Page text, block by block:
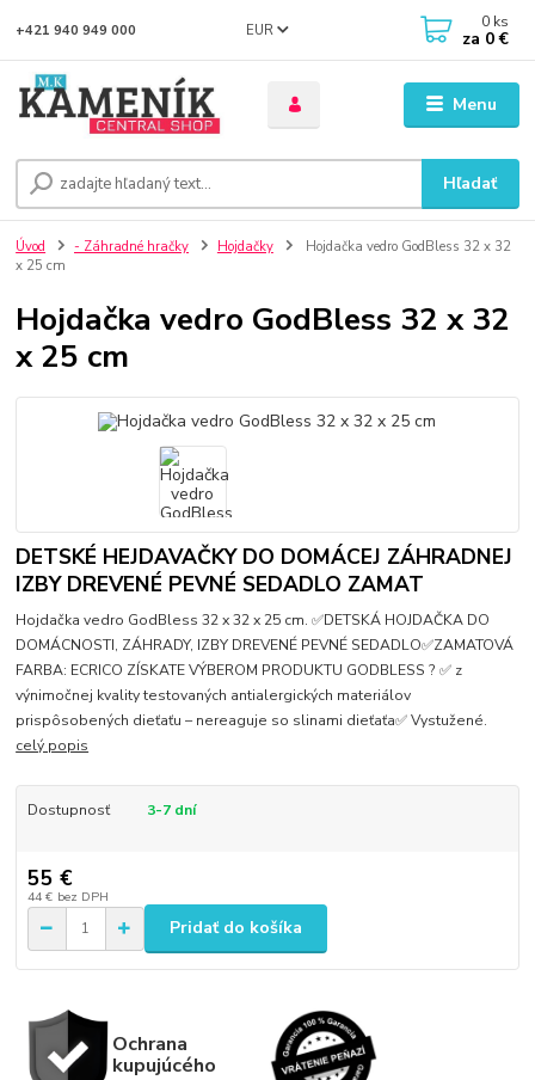
Menu
EUR
Hľadať
+421 940 949 000 0 ks
za 0 €
Úvod - Záhradné hračky Hojdačky
Hojdačka vedro GodBless 32 x 32
x 25 cm
Hojdačka vedro GodBless 32 x 32
x 25 cm
DETSKÉ HEJDAVAČKY DO DOMÁCEJ ZÁHRADNEJ
IZBY DREVENÉ PEVNÉ SEDADLO ZAMAT
Hojdačka vedro GodBless 32 x 32 x 25 cm. ✅DETSKÁ HOJDAČKA DO
DOMÁCNOSTI, ZÁHRADY, IZBY DREVENÉ PEVNÉ SEDADLO✅ZAMATOVÁ
FARBA: ECRICO ZÍSKATE VÝBEROM PRODUKTU GODBLESS ? ✅ z
výnimočnej kvality testovaných antialergických materiálov
prispôsobených dieťaťu – nereaguje so slinami dieťaťa✅ Vystužené.
celý popis
Dostupnosť 3-7 dní
55 €
44 € bez DPH
Pridať do košíka
Ochrana
kupujúcého